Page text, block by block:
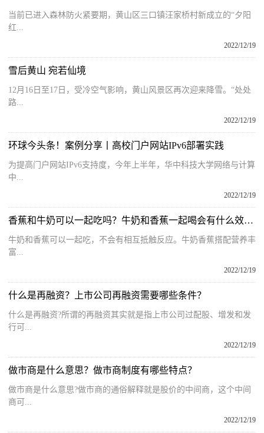
当前已进入森林防火紧要期，黄山区三口镇汪家桥村新成立的“夕阳
红...
2022/12/19
雪后黄山 宛若仙境
12月16日至17日，受冷空气影响，黄山风景区再次迎来降雪。“处处
路...
2022/12/19
环球今头条！案例分享丨高校门户网站IPv6部署实践
为提高门户网站IPv6支持度，今年上半年，华中科技大学网络与计算
中...
2022/12/19
香蕉和牛奶可以一起吃吗？牛奶和香蕉一起喝会有什么效果？
牛奶和香蕉可以一起吃，不会有相互抵触反应。牛奶香蕉搭配营养丰
富...
2022/12/19
什么是再融资？上市公司再融资需要哪些条件？
什么是再融资?所谓的再融资其实就是指上市公司过配股、增发和发
行可...
2022/12/19
做市商是什么意思？做市商制度有哪些特点？
做市商是什么意思?做市商的通俗解释就是股价的中间商，这个中间
商可...
2022/12/19